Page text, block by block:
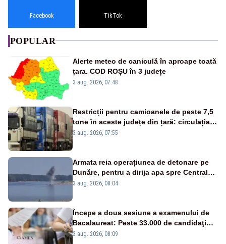
Facebook TikTok
POPULAR
Alerte meteo de caniculă în aproape toată
țara. COD ROȘU în 3 județe
3 aug. 2026, 07:48
Restricții pentru camioanele de peste 7,5
tone în aceste județe din țară: circulația
este interzisă luni, între orele 12:00 și
3 aug. 2026, 07:55
Armata reia operațiunea de detonare pe
Dunăre, pentru a dirija apa spre Centrala
Cernavodă
3 aug. 2026, 08:04
Începe a doua sesiune a examenului de
Bacalaureat: Peste 33.000 de candidaţi
înscrişi
3 aug. 2026, 08:09